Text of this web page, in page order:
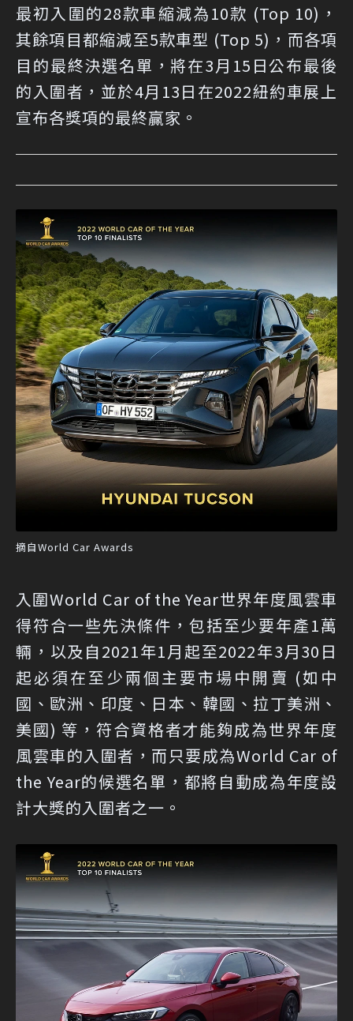
最初入圍的28款車縮減為10款 (Top 10)，
其餘項目都縮減至5款車型 (Top 5)，而各項
目的最終決選名單，將在3月15日公布最後
的入圍者，並於4月13日在2022紐約車展上
宣布各獎項的最終贏家。
摘自World Car Awards
入圍World Car of the Year世界年度風雲車
得符合一些先決條件，包括至少要年產1萬
輛，以及自2021年1月起至2022年3月30日
起必須在至少兩個主要市場中開賣 (如中
國、歐洲、印度、日本、韓國、拉丁美洲、
美國) 等，符合資格者才能夠成為世界年度
風雲車的入圍者，而只要成為World Car of
the Year的候選名單，都將自動成為年度設
計大獎的入圍者之一。